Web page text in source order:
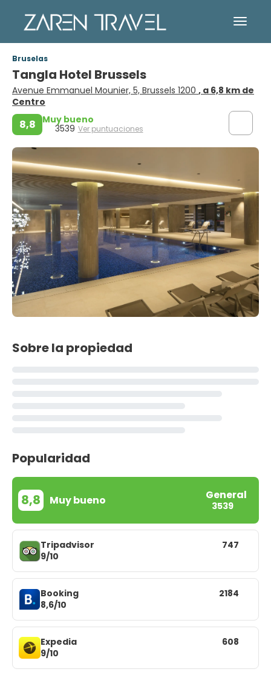
Bruselas
Tangla Hotel Brussels
Avenue Emmanuel Mounier, 5, Brussels 1200 , a 6,8 km de
Centro
8,8 Muy bueno
3539 Ver puntuaciones
Sobre la propiedad
Popularidad
8,8 Muy bueno General
3539
Tripadvisor
9/10
747
Booking
8,6/10
2184
Expedia
9/10
608